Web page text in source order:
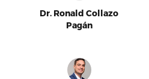
Dr. Ronald Collazo
Pagán